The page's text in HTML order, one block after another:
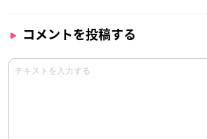
コメントを投稿する